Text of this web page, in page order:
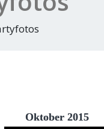
Oktober 2015